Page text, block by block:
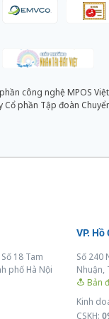
công nghệ MPOS Việt
Cổ phần Tập đoàn
18 Tam
phố Hà Nội
VP. Hồ
Số 240
Nhuận,
Bản
Kinh
CSKH: